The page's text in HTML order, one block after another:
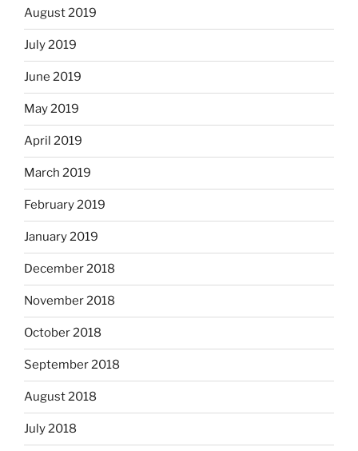
August 2019
July 2019
June 2019
May 2019
April 2019
March 2019
February 2019
January 2019
December 2018
November 2018
October 2018
September 2018
August 2018
July 2018